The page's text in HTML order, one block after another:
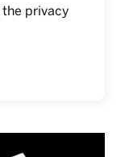
privacy